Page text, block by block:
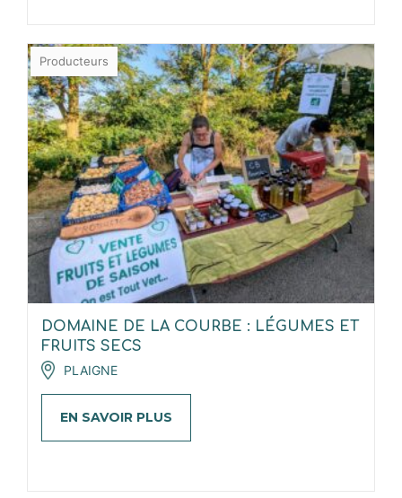
Producteurs
DOMAINE DE LA COURBE : LÉGUMES ET
FRUITS SECS
PLAIGNE
EN SAVOIR PLUS